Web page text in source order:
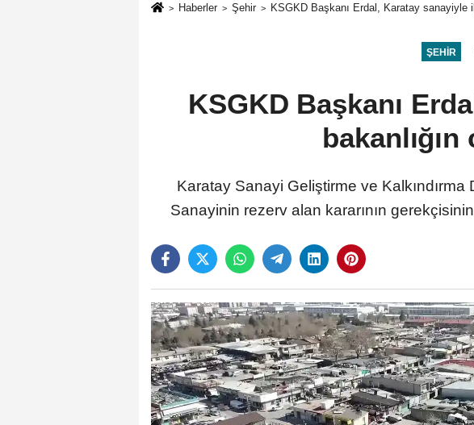
Haberler Şehir KSGKD Başkanı Erdal, Karatay sanayiyle
ŞEHIR
KSGKD Başkanı
Karatay Sanayi Geliştirme ve Kalkındırma
Sanayinin rezerv alan kararının